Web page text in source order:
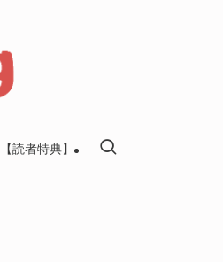
【読者特典】